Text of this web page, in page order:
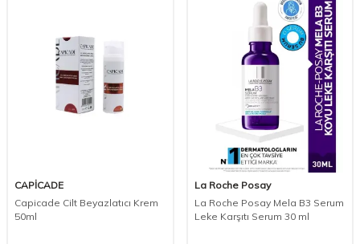
CAPİCADE
Capicade Cilt Beyazlatıcı Krem
50ml
La Roche Posay
La Roche Posay Mela B3 Serum
Leke Karşıtı Serum 30 ml